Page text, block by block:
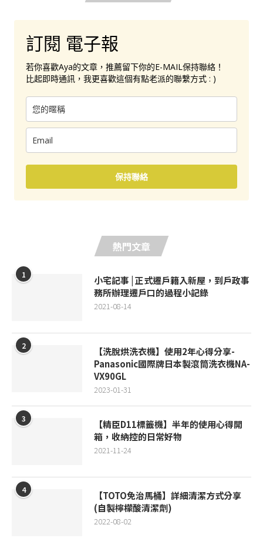
訂閱 電子報
若你喜歡Aya的文章，推薦留下你的E-MAIL保持聯絡！
比起即時通訊，我更喜歡這個有點老派的聯繫方式 : )
保持聯絡
熱門文章
1
小宅記事 | 正式遷戶籍入新屋，到戶政事
務所辦理遷戶口的過程小記錄
2021-08-14
2
【洗脫烘洗衣機】使用2年心得分享-
Panasonic國際牌日本製滾筒洗衣機NA-
VX90GL
2023-01-31
3
【精臣D11標籤機】半年的使用心得開
箱，收納控的日常好物
2021-11-24
4
【TOTO免治馬桶】詳細清潔方式分享
(自製檸檬酸清潔劑)
2022-08-02